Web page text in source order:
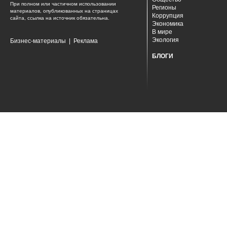
При полном или частичном использовании
материалов, опубликованных на страницах
сайта, ссылка на источник обязательна.
Бизнес-материалы Реклама
Регионы
Коррупция
Экономика
В мире
Экология
БЛОГИ